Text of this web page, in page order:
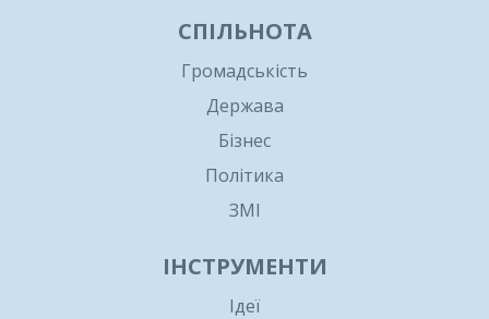
СПІЛЬНОТА
Громадськість
Держава
Бізнес
Політика
ЗМІ
ІНСТРУМЕНТИ
Ідеї